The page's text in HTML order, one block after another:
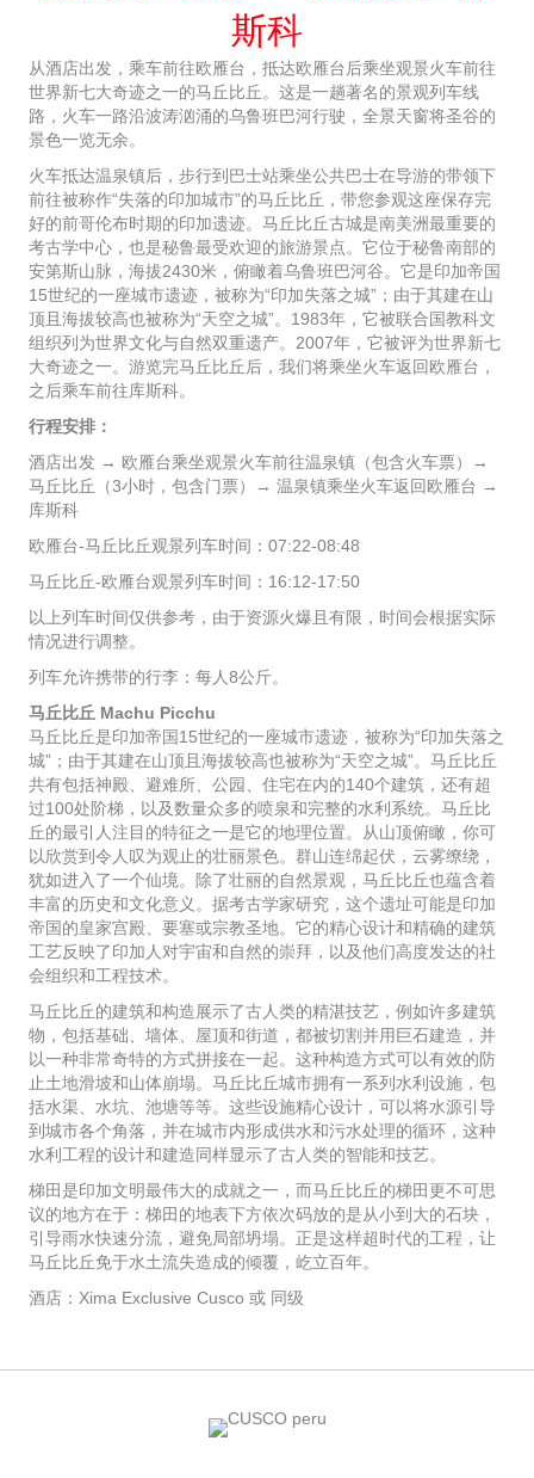
斯科
从酒店出发，乘车前往欧雁台，抵达欧雁台后乘坐观景火车前往
世界新七大奇迹之一的马丘比丘。这是一趟著名的景观列车线
路，火车一路沿波涛汹涌的乌鲁班巴河行驶，全景天窗将圣谷的
景色一览无余。
火车抵达温泉镇后，步行到巴士站乘坐公共巴士在导游的带领下
前往被称作“失落的印加城市”的马丘比丘，带您参观这座保存完
好的前哥伦布时期的印加遗迹。马丘比丘古城是南美洲最重要的
考古学中心，也是秘鲁最受欢迎的旅游景点。它位于秘鲁南部的
安第斯山脉，海拔2430米，俯瞰着乌鲁班巴河谷。它是印加帝国
15世纪的一座城市遗迹，被称为“印加失落之城”；由于其建在山
顶且海拔较高也被称为“天空之城”。1983年，它被联合国教科文
组织列为世界文化与自然双重遗产。2007年，它被评为世界新七
大奇迹之一。游览完马丘比丘后，我们将乘坐火车返回欧雁台，
之后乘车前往库斯科。
行程安排：
酒店出发 → 欧雁台乘坐观景火车前往温泉镇（包含火车票）→
马丘比丘（3小时，包含门票）→ 温泉镇乘坐火车返回欧雁台 →
库斯科
欧雁台-马丘比丘观景列车时间：07:22-08:48
马丘比丘-欧雁台观景列车时间：16:12-17:50
以上列车时间仅供参考，由于资源火爆且有限，时间会根据实际
情况进行调整。
列车允许携带的行李：每人8公斤。
马丘比丘 Machu Picchu
马丘比丘是印加帝国15世纪的一座城市遗迹，被称为“印加失落之
城”；由于其建在山顶且海拔较高也被称为“天空之城”。马丘比丘
共有包括神殿、避难所、公园、住宅在内的140个建筑，还有超
过100处阶梯，以及数量众多的喷泉和完整的水利系统。马丘比
丘的最引人注目的特征之一是它的地理位置。从山顶俯瞰，你可
以欣赏到令人叹为观止的壮丽景色。群山连绵起伏，云雾缭绕，
犹如进入了一个仙境。除了壮丽的自然景观，马丘比丘也蕴含着
丰富的历史和文化意义。据考古学家研究，这个遗址可能是印加
帝国的皇家宫殿、要塞或宗教圣地。它的精心设计和精确的建筑
工艺反映了印加人对宇宙和自然的崇拜，以及他们高度发达的社
会组织和工程技术。
马丘比丘的建筑和构造展示了古人类的精湛技艺，例如许多建筑
物，包括基础、墙体、屋顶和街道，都被切割并用巨石建造，并
以一种非常奇特的方式拼接在一起。这种构造方式可以有效的防
止土地滑坡和山体崩塌。马丘比丘城市拥有一系列水利设施，包
括水渠、水坑、池塘等等。这些设施精心设计，可以将水源引导
到城市各个角落，并在城市内形成供水和污水处理的循环，这种
水利工程的设计和建造同样显示了古人类的智能和技艺。
梯田是印加文明最伟大的成就之一，而马丘比丘的梯田更不可思
议的地方在于：梯田的地表下方依次码放的是从小到大的石块，
引导雨水快速分流，避免局部坍塌。正是这样超时代的工程，让
马丘比丘免于水土流失造成的倾覆，屹立百年。
酒店：Xima Exclusive Cusco 或 同级